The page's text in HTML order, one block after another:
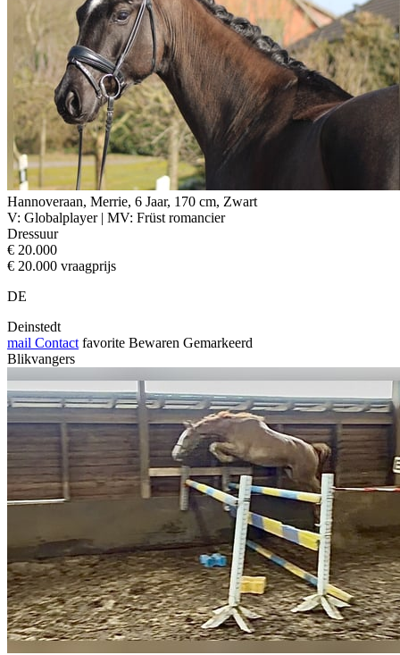
Hannoveraan, Merrie, 6 Jaar, 170 cm, Zwart
V: Globalplayer | MV: Früst romancier
Dressuur
€ 20.000
€ 20.000 vraagprijs
DE
Deinstedt
mail Contact favorite Bewaren Gemarkeerd
Blikvangers